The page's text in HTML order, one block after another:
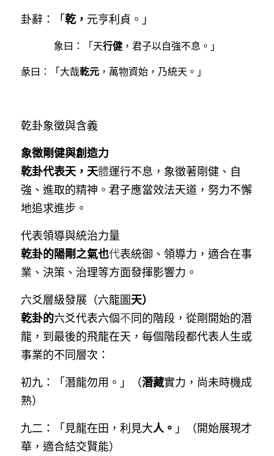
卦辭：「乾， 元亨利貞。」
象曰：「天行健 ，君子以自強不息。」
彖曰：「大哉乾元 ，萬物資始，乃統天。」
乾卦象徵與含義
象徵剛健與創造力
乾卦代表天，天體運行不息，象徵著剛健、自
強、進取的精神。君子應當效法天道，努力不懈
地追求進步。
代表領導與統治力量
乾卦的陽剛之氣也代表統御、領導力，適合在事
業、決策、治理等方面發揮影響力。
六爻層級發展（六龍圖天）
乾卦的六爻代表六個不同的階段，從剛開始的潛
龍，到最後的飛龍在天，每個階段都代表人生或
事業的不同層次：
初九：「潛龍勿用。」（潛藏實力，尚未時機成
熟）
九二：「見龍在田，利見大人。 」（開始展現才
華，適合結交賢能）